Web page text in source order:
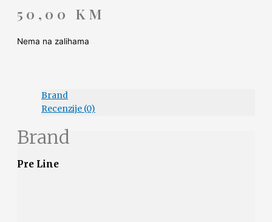
50,00 KM
Nema na zalihama
Brand
Recenzije (0)
Brand
Pre Line